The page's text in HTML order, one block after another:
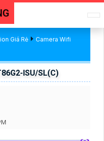
Giá Rẻ
Camera Wifi
ISU/SL(C)